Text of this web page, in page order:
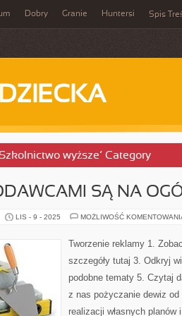
Dobry Granie Huntersi Spis
wyższe’ Category
SĄ NA
LIS - 9 - 2025 MOŻLIWOŚĆ
Tworzenie reklamy 1.
szczegóły tutaj 3. Odkryj
podobne tematy 5. Czytaj
z nas pożyczanie dewiz
realizacji własnych